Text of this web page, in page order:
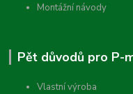
Montážní návody
Pět důvodů pro P-
Vlastní výroba